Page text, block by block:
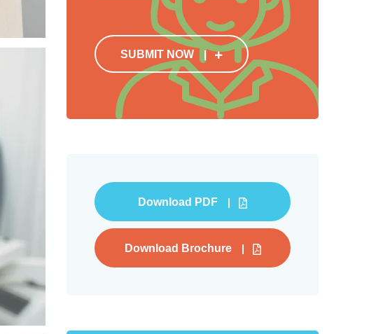
SUBMIT NOW
Download PDF
Download Brochure